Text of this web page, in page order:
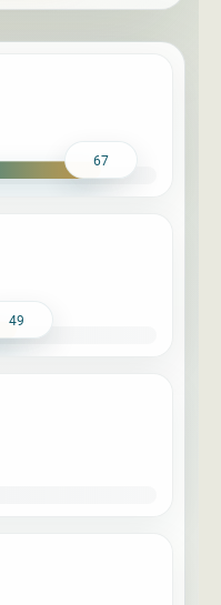
67
49